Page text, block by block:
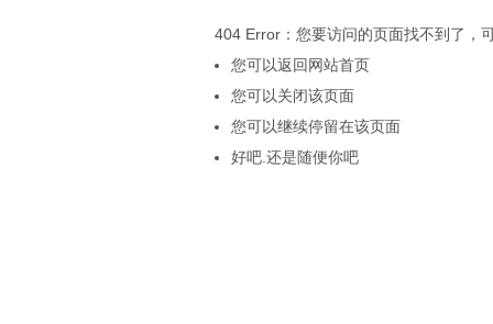
404 Error：您要访问的页面找不到了，
您可以返回网站首页
您可以关闭该页面
您可以继续停留在该页面
好吧.还是随便你吧